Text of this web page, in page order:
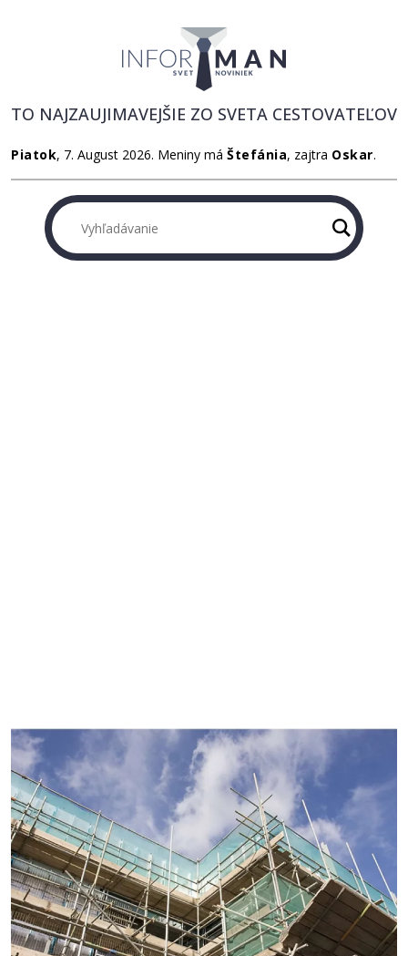
Piatok, 7. August 2026. Meniny má Štefánia, zajtra Oskar.
TO NAJZAUJIMAVEJŠIE ZO SVETA CESTOVATEĽOV